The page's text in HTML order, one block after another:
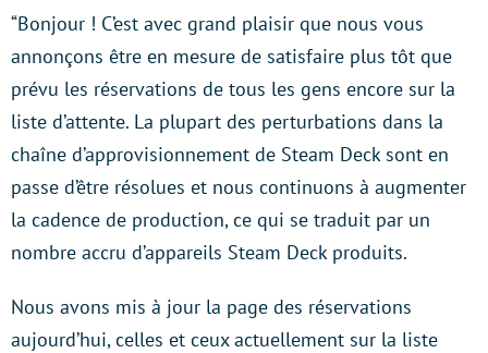
“Bonjour ! C’est avec grand plaisir que nous vous
annonçons être en mesure de satisfaire plus tôt que
prévu les réservations de tous les gens encore sur la
liste d’attente. La plupart des perturbations dans la
chaîne d’approvisionnement de Steam Deck sont en
passe d’être résolues et nous continuons à augmenter
la cadence de production, ce qui se traduit par un
nombre accru d’appareils Steam Deck produits.
Nous avons mis à jour la page des réservations
aujourd’hui, celles et ceux actuellement sur la liste